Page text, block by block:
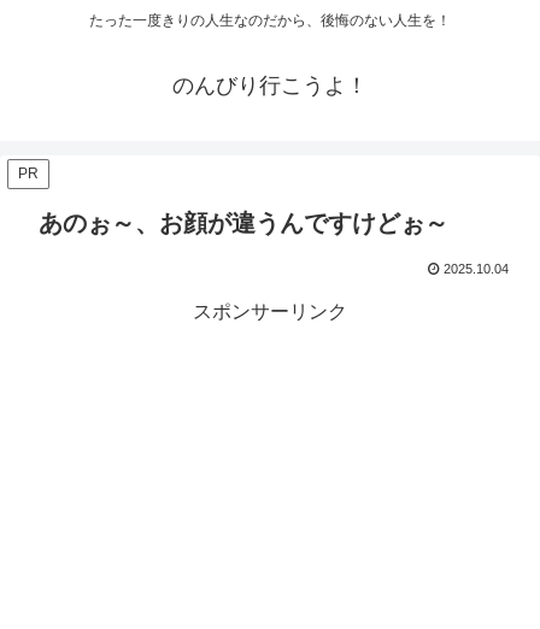
たった一度きりの人生なのだから、後悔のない人生を！
のんびり行こうよ！
PR
あのぉ～、お顔が違うんですけどぉ～
2025.10.04
スポンサーリンク